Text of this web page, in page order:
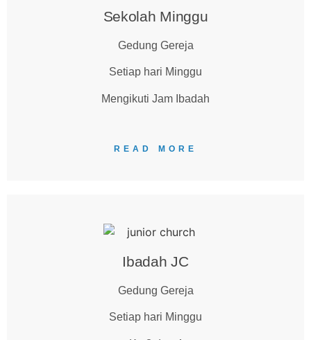
Sekolah Minggu
Gedung Gereja
Setiap hari Minggu
Mengikuti Jam Ibadah
READ MORE
Ibadah JC
Gedung Gereja
Setiap hari Minggu